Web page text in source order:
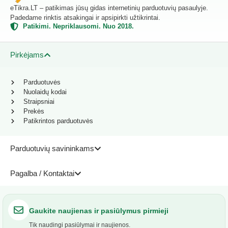
eTikra.LT – patikimas jūsų gidas internetinių parduotuvių pasaulyje.
Padedame rinktis atsakingai ir apsipirkti užtikrintai.
Patikimi. Nepriklausomi. Nuo 2018.
Pirkėjams
Parduotuvių savininkams
Pagalba / Kontaktai
Parduotuvės
Nuolaidų kodai
Straipsniai
Prekės
Patikrintos parduotuvės
Gaukite naujienas ir pasiūlymus pirmieji
Tik naudingi pasiūlymai ir naujienos.